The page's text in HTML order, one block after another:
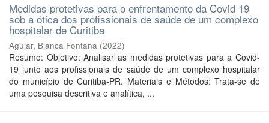
Medidas protetivas para o enfrentamento da Covid 19
sob a ótica dos profissionais de saúde de um complexo
hospitalar de Curitiba
Aguiar, Bianca Fontana (2022)
Resumo: Objetivo: Analisar as medidas protetivas para a Covid-
19 junto aos profissionais de saúde de um complexo hospitalar
do município de Curitiba-PR. Materiais e Métodos: Trata-se de
uma pesquisa descritiva e analítica, ...